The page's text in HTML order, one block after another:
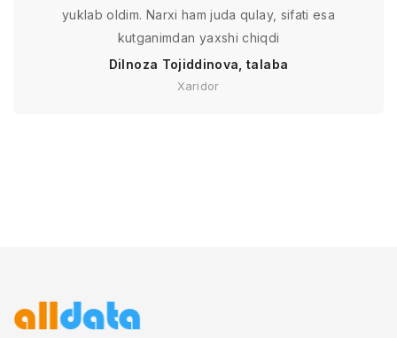
yuklab oldim. Narxi ham juda qulay, sifati esa
kutganimdan yaxshi chiqdi
Dilnoza Tojiddinova, talaba
Xaridor